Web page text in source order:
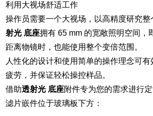
利用大视场舒适工作
操作员需要一个大视场，以高精度研究
射光 底座拥有 65 mm 的宽敞照明空间，
距离物镜时，也能使用整个变倍范围。
人性化的设计和使用简单的操作理念可
疲劳，并保证轻松操控样品。
借助透射光 底座附件专为您的需求进行定
滤片嵌件位于玻璃板下方：